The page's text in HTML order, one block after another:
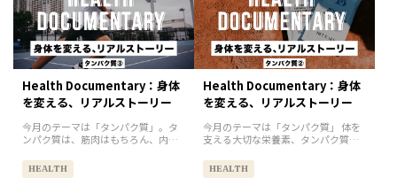
Health Documentary：身体
を変える、リアルストーリー
今月のテーマは「タンパク質」。タ
ンパク質は、筋肉はもちろん、内臓
をつくる大切な栄養素です。ここま
で「プロテニス選手のタンパク質の
HEALTH
Health Documentary：身体
を変える、リアルストーリー
今月のテーマは「タンパク質」 体を
支える大切な栄養素、タンパク質。
で、私たちの体はほとんどタンパク
質でできています。先週は試合で遠
HEALTH